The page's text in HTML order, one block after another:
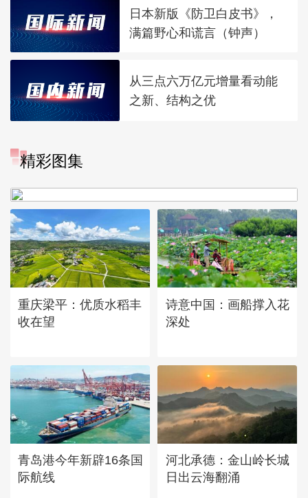
日本新版《防卫白皮书》，
满篇野心和谎言（钟声）
从三点六万亿元增量看动能
之新、结构之优
精彩图集
江苏泗洪：洪泽湖湿地白鹭
重庆梁平：优质水稻丰
收在望
诗意中国：画船撑入花
深处
青岛港今年新辟16条国
际航线
河北承德：金山岭长城
日出云海翻涌